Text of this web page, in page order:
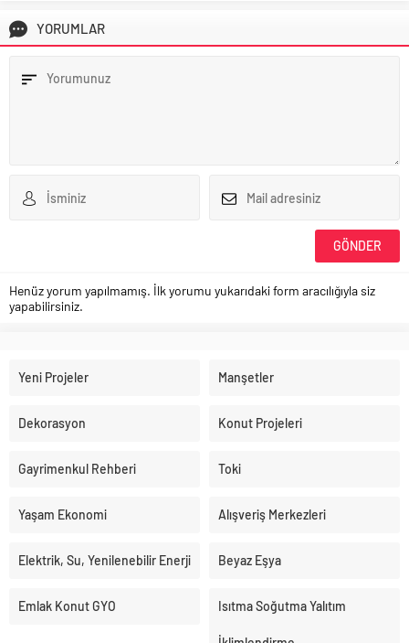
YORUMLAR
Henüz yorum yapılmamış. İlk yorumu yukarıdaki form aracılığıyla siz
yapabilirsiniz.
Yeni Projeler Manşetler
Dekorasyon Konut Projeleri
Gayrimenkul Rehberi Toki
Yaşam Ekonomi Alışveriş Merkezleri
Elektrik, Su, Yenilenebilir Enerji Beyaz Eşya
Emlak Konut GYO Isıtma Soğutma Yalıtım